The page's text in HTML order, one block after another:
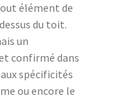
élément de
du toit.
un
confirmé dans
spécificités
ou encore le